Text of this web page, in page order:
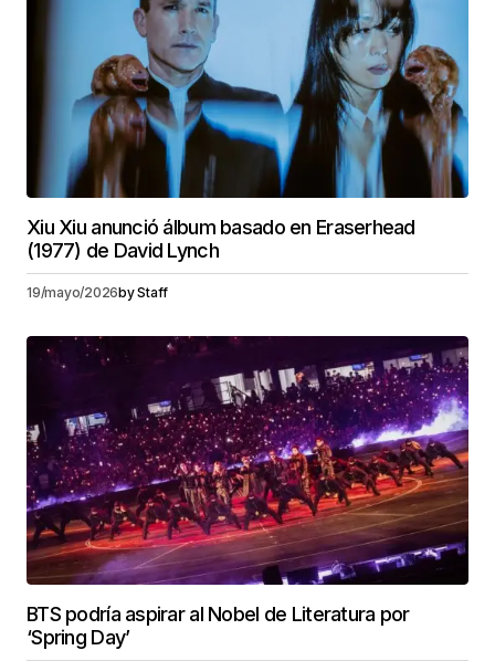
Xiu Xiu anunció álbum basado en Eraserhead
(1977) de David Lynch
19/mayo/2026byStaff
BTS podría aspirar al Nobel de Literatura por
‘Spring Day’